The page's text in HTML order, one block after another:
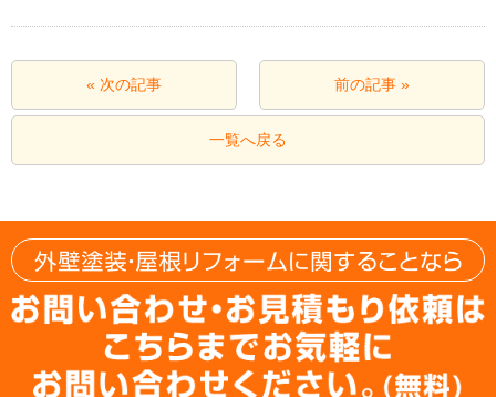
« 次の記事 前の記事 »
一覧へ戻る